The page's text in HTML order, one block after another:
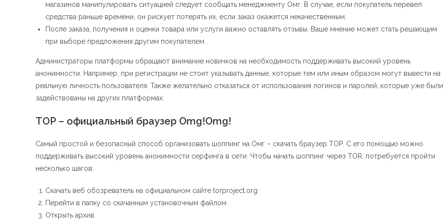
магазинов манипулировать ситуацией следует сообщать менеджменту Омг. В случае, если покупатель перевел
средства раньше времени, он рискует потерять их, если заказ окажется некачественным.
После заказа, получения и оценки товара или услуги важно оставлять отзывы. Ваше мнение может стать решающим
при выборе предложения другим покупателем.
Администраторы платформы обращают внимание новичков на необходимость поддерживать высокий уровень
анонимности. Например, при регистрации не стоит указывать данные, которые тем или иным образом могут вывести на
реальную личность пользователя. Также желательно отказаться от использования логинов и паролей, которые уже были
задействованы на других платформах.
ТОР – официальный браузер Omg!Omg!
Самый простой и безопасный способ организовать шоппинг на Омг – скачать браузер ТОР. С его помощью можно
поддерживать высокий уровень анонимности серфинга в сети. Чтобы начать шоппинг через TOR, потребуется пройти
несколько шагов:
Скачать веб обозреватель на официальном сайте torproject.org
Перейти в папку со скачанным установочным файлом.
Открыть архив.